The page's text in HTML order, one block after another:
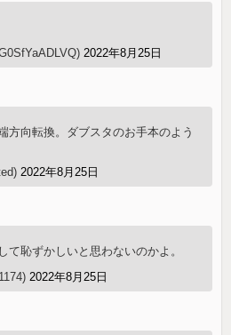
2022年8月25日
方向転換。ダブスタのお手本のよう
2022年8月25日
て恥ずかしいと思わないのかよ。
2022年8月25日